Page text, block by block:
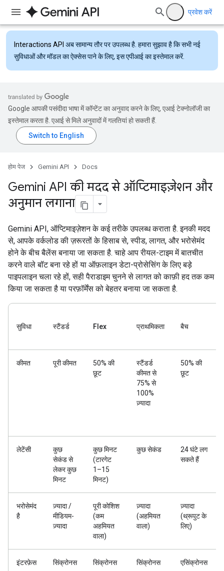
प्रवेश करें
Interactions API अब सामान्य तौर पर उपलब्ध है. हमारा सुझाव है कि सभी नई
सुविधाओं और मॉडल का ऐक्सेस पाने के लिए, इस एपीआई का इस्तेमाल करें.
Google आपकी पसंदीदा भाषा में कॉन्टेंट का अनुवाद करने के लिए, एआई टेक्नोलॉजी का
इस्तेमाल करता है. एआई से मिले अनुवादों में गलतियां हो सकती हैं.
होम पेज Gemini API Docs
Gemini API की मदद से ऑप्टिमाइज़ेशन और
अनुमान लगाना
Gemini API, ऑप्टिमाइज़ेशन के कई तरीके उपलब्ध कराता है. इनकी मदद
से, आपके वर्कलोड की ज़रूरतों के हिसाब से, स्पीड, लागत, और भरोसेमंद
होने के बीच बैलेंस बनाया जा सकता है. चाहे आप रीयल-टाइम में बातचीत
करने वाले बॉट बना रहे हों या ऑफ़लाइन डेटा-प्रोसेसिंग के लिए बड़े
पाइपलाइन चला रहे हों, सही पैराडाइम चुनने से लागत को काफ़ी हद तक कम
किया जा सकता है या परफ़ॉर्मेंस को बेहतर बनाया जा सकता है.
सुविधा स्टैंडर्ड Flex प्राथमिकता बैच
कीमत पूरी कीमत
50% की
छूट
स्टैंडर्ड
कीमत से
75% से
100%
ज़्यादा
50% की
छूट
लेटेंसी
कुछ
सेकंड से
लेकर कुछ
मिनट
कुछ मिनट
(टारगेट
1–15
मिनट)
कुछ सेकंड
24 घंटे लग
सकते हैं
भरोसेमंद
है
ज़्यादा /
मीडियम-
ज़्यादा
पूरी कोशिश
(कम
अहमियत
वाला)
ज़्यादा
(अहमियत
वाला)
ज़्यादा
(थ्रूपुट के
लिए)
इंटरफ़ेस सिंक्रोनस सिंक्रोनस सिंक्रोनस एसिंक्रोनस